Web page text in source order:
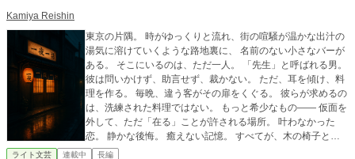
Kamiya Reishin
東京の片隅。 時がゆっくりと流れ、街の喧騒が温かな出汁の
湯気に溶けていくような路地裏に、 名前のない小さなバーが
ある。 そこにいるのは、ただ一人。 「先生」と呼ばれる男。
彼は問いかけず、助言せず、裁かない。 ただ、耳を傾け、料
理を作る。 毎晩、違う客がその扉をくぐる。 彼らが求めるの
は、洗練された料理ではない。 もっと希少なもの—— 仮面を
外して、ただ「在る」ことが許される場所。 叶わなかった
恋。 静かな後悔。 癒えない記憶。 すべてが、木の椅子と、
心を込めて作られた料理の香りの中に、 そっと居場所を見つ
ライト文芸 連載中 長編